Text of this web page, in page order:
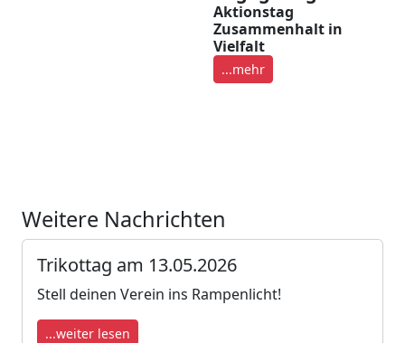
Aktionstag
Zusammenhalt in
Vielfalt
...mehr
Weitere Nachrichten
Trikottag am 13.05.2026
Stell deinen Verein ins Rampenlicht!
...weiter lesen